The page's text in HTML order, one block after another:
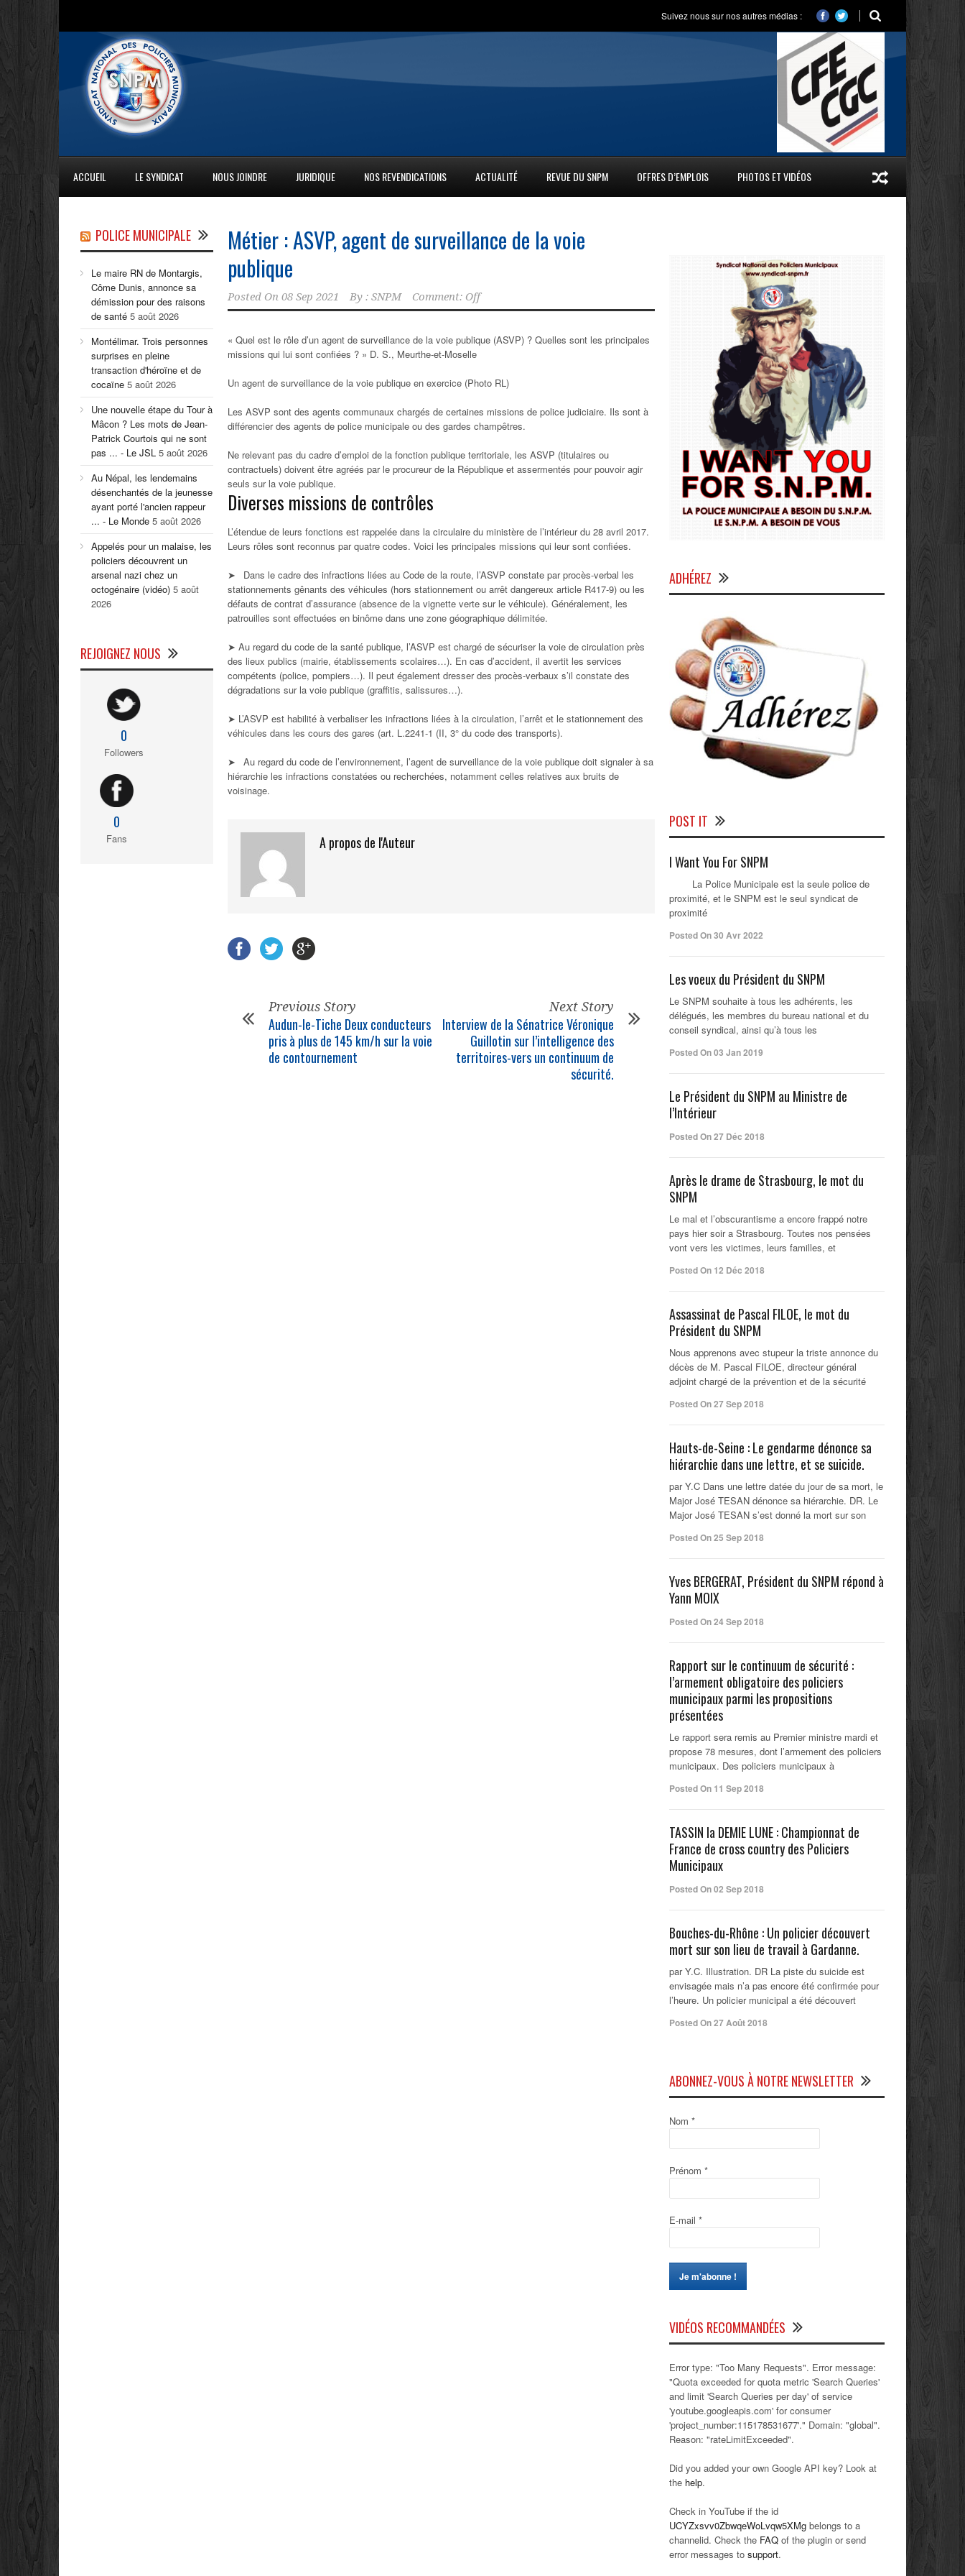
Suivez nous sur nos autres médias :
ACCUEIL LE SYNDICAT NOUS JOINDRE JURIDIQUE NOS REVENDICATIONS ACTUALITÉ REVUE DU SNPM OFFRES D’EMPLOIS PHOTOS ET VIDÉOS
Métier : ASVP, agent de surveillance de la voie
publique
Posted On 08 Sep 2021 By : SNPM Comment: Off
« Quel est le rôle d’un agent de surveillance de la voie publique (ASVP) ? Quelles sont les principales
missions qui lui sont confiées ? » D. S., Meurthe-et-Moselle
Un agent de surveillance de la voie publique en exercice (Photo RL)
Les ASVP sont des agents communaux chargés de certaines missions de police judiciaire. Ils sont à
différencier des agents de police municipale ou des gardes champêtres.
Ne relevant pas du cadre d’emploi de la fonction publique territoriale, les ASVP (titulaires ou
contractuels) doivent être agréés par le procureur de la République et assermentés pour pouvoir agir
seuls sur la voie publique.
Diverses missions de contrôles
L’étendue de leurs fonctions est rappelée dans la circulaire du ministère de l’intérieur du 28 avril 2017.
Leurs rôles sont reconnus par quatre codes. Voici les principales missions qui leur sont confiées.
➤ Dans le cadre des infractions liées au Code de la route, l’ASVP constate par procès-verbal les
stationnements gênants des véhicules (hors stationnement ou arrêt dangereux article R417-9) ou les
défauts de contrat d’assurance (absence de la vignette verte sur le véhicule). Généralement, les
patrouilles sont effectuées en binôme dans une zone géographique délimitée.
➤ Au regard du code de la santé publique, l’ASVP est chargé de sécuriser la voie de circulation près
des lieux publics (mairie, établissements scolaires…). En cas d’accident, il avertit les services
compétents (police, pompiers…). Il peut également dresser des procès-verbaux s’il constate des
dégradations sur la voie publique (graffitis, salissures…).
➤ L’ASVP est habilité à verbaliser les infractions liées à la circulation, l’arrêt et le stationnement des
véhicules dans les cours des gares (art. L.2241-1 (II, 3° du code des transports).
➤ Au regard du code de l’environnement, l’agent de surveillance de la voie publique doit signaler à sa
hiérarchie les infractions constatées ou recherchées, notamment celles relatives aux bruits de
voisinage.
A propos de l'Auteur
Previous Story
Audun-le-Tiche Deux conducteurs
pris à plus de 145 km/h sur la voie
de contournement
Next Story
Interview de la Sénatrice Véronique
Guillotin sur l’intelligence des
territoires-vers un continuum de
sécurité.
POLICE MUNICIPALE
Le maire RN de Montargis,
Côme Dunis, annonce sa
démission pour des raisons
de santé 5 août 2026
Montélimar. Trois personnes
surprises en pleine
transaction d'héroïne et de
cocaïne 5 août 2026
Une nouvelle étape du Tour à
Mâcon ? Les mots de Jean-
Patrick Courtois qui ne sont
pas ... - Le JSL 5 août 2026
Au Népal, les lendemains
désenchantés de la jeunesse
ayant porté l'ancien rappeur
... - Le Monde 5 août 2026
Appelés pour un malaise, les
policiers découvrent un
arsenal nazi chez un
octogénaire (vidéo) 5 août
2026
REJOIGNEZ NOUS
0
Followers
0
Fans
ADHÉREZ
POST IT
I Want You For SNPM
La Police Municipale est la seule police de
proximité, et le SNPM est le seul syndicat de
proximité
Posted On 30 Avr 2022
Les voeux du Président du SNPM
Le SNPM souhaite à tous les adhérents, les
délégués, les membres du bureau national et du
conseil syndical, ainsi qu’à tous les
Posted On 03 Jan 2019
Le Président du SNPM au Ministre de
l’Intérieur
Posted On 27 Déc 2018
Après le drame de Strasbourg, le mot du
SNPM
Le mal et l’obscurantisme a encore frappé notre
pays hier soir a Strasbourg. Toutes nos pensées
vont vers les victimes, leurs familles, et
Posted On 12 Déc 2018
Assassinat de Pascal FILOE, le mot du
Président du SNPM
Nous apprenons avec stupeur la triste annonce du
décès de M. Pascal FILOE, directeur général
adjoint chargé de la prévention et de la sécurité
Posted On 27 Sep 2018
Hauts-de-Seine : Le gendarme dénonce sa
hiérarchie dans une lettre, et se suicide.
par Y.C Dans une lettre datée du jour de sa mort, le
Major José TESAN dénonce sa hiérarchie. DR. Le
Major José TESAN s’est donné la mort sur son
Posted On 25 Sep 2018
Yves BERGERAT, Président du SNPM répond à
Yann MOIX
Posted On 24 Sep 2018
Rapport sur le continuum de sécurité :
l’armement obligatoire des policiers
municipaux parmi les propositions
présentées
Le rapport sera remis au Premier ministre mardi et
propose 78 mesures, dont l’armement des policiers
municipaux. Des policiers municipaux à
Posted On 11 Sep 2018
TASSIN la DEMIE LUNE : Championnat de
France de cross country des Policiers
Municipaux
Posted On 02 Sep 2018
Bouches-du-Rhône : Un policier découvert
mort sur son lieu de travail à Gardanne.
par Y.C. Illustration. DR La piste du suicide est
envisagée mais n’a pas encore été confirmée pour
l’heure. Un policier municipal a été découvert
Posted On 27 Août 2018
ABONNEZ-VOUS À NOTRE NEWSLETTER
Nom *
Prénom *
E-mail *
VIDÉOS RECOMMANDÉES
Error type: "Too Many Requests". Error message:
"Quota exceeded for quota metric 'Search Queries'
and limit 'Search Queries per day' of service
'youtube.googleapis.com' for consumer
'project_number:115178531677'." Domain: "global".
Reason: "rateLimitExceeded".
Did you added your own Google API key? Look at
the help.
Check in YouTube if the id
UCYZxsvv0ZbwqeWoLvqw5XMg belongs to a
channelid. Check the FAQ of the plugin or send
error messages to support.